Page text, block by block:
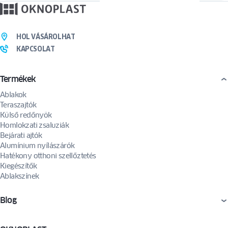
Az űrlap elküldése önkéntes hozzájárulást jelent ahhoz, hogy megkeresését e-mailben
vagy telefonon keresztül kezeljük. A hozzájárulás bármikor visszavonható az alábbi
Termékek
Ablakok
Teraszajtók
Külső redőnyök
Homlokzati zsaluziák
Bejárati ajtók
Alumínium nyílászárók
Hatékony otthoni szellőztetés
Kiegészítők
Ablakszínek
Blog
HOL VÁSÁROLHAT
KAPCSOLAT